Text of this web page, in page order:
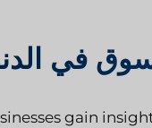
في
gain